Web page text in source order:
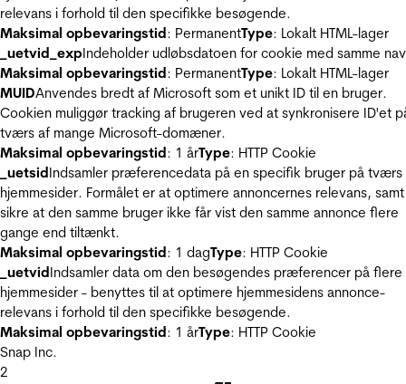
relevans i forhold til den specifikke besøgende.
Maksimal opbevaringstid: PermanentType: Lokalt HTML-lager
_uetvid_expIndeholder udløbsdatoen for cookie med samme
Maksimal opbevaringstid: PermanentType: Lokalt HTML-lager
MUIDAnvendes bredt af Microsoft som et unikt ID til en bruger.
Cookien muliggør tracking af brugeren ved at synkronisere ID'et
tværs af mange Microsoft-domæner.
Maksimal opbevaringstid: 1 årType: HTTP Cookie
_uetsidIndsamler præferencedata på en specifik bruger på tværs
hjemmesider. Formålet er at optimere annoncernes relevans, samt
sikre at den samme bruger ikke får vist den samme annonce flere
gange end tiltænkt.
Maksimal opbevaringstid: 1 dagType: HTTP Cookie
_uetvidIndsamler data om den besøgendes præferencer på flere
hjemmesider - benyttes til at optimere hjemmesidens annonce-
relevans i forhold til den specifikke besøgende.
Maksimal opbevaringstid: 1 årType: HTTP Cookie
Snap Inc.
2